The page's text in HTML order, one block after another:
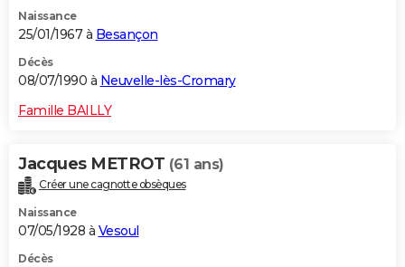
Naissance
25/01/1967 à Besançon
Décès
08/07/1990 à Neuvelle-lès-Cromary
Famille BAILLY
Jacques METROT (61 ans)
Créer une cagnotte obsèques
Naissance
07/05/1928 à Vesoul
Décès